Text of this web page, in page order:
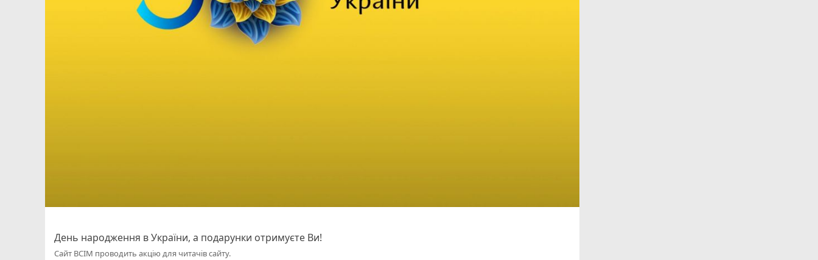
День народження в України, а подарунки отримуєте Ви!
Сайт ВСІМ проводить акцію для читачів сайту.